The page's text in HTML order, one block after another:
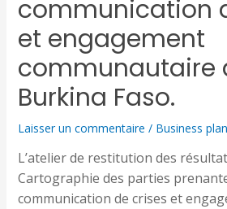
communication
et engagement
communautaire
Burkina Faso.
Laisser un commentaire / Business
L’atelier de restitution des
Cartographie des parties
communication de crises et